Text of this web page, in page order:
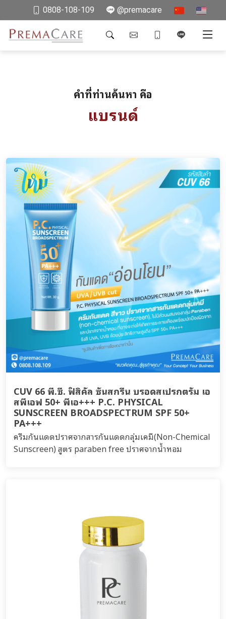
0808-108-109 @premacare
คำที่ท่านค้นหา คือ
แบรนด์
CUV 66 พี.ซี. ฟิสิคัล ซันสกรีน บรอดสเปรกตรัม เอ
สพีเอฟ 50+ พีเอ+++ P.C. PHYSICAL
SUNSCREEN BROADSPECTRUM SPF 50+
PA+++
ครีมกันแดดปราศจากสารกันแดดกลุ่มเคมี(Non-Chemical
Sunscreen) สูตร paraben free ปราศจากน้ำหอม